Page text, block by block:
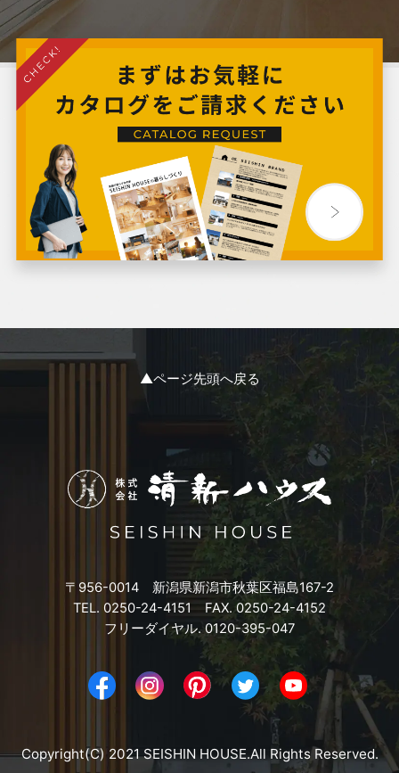
2024年6月
2024年5月
2024年3月
2024年2月
2023年11月
2023年8月
2023年6月
2023年4月
▲ページ先頭へ戻る
〒956-0014 新潟県新潟市秋葉区福島167-2
TEL. 0250-24-4151 FAX. 0250-24-4152
フリーダイヤル. 0120-395-047
Copyright(C) 2021 SEISHIN HOUSE.All Rights Reserved.